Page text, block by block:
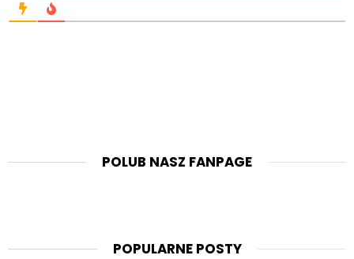
POLUB NASZ FANPAGE
POPULARNE POSTY